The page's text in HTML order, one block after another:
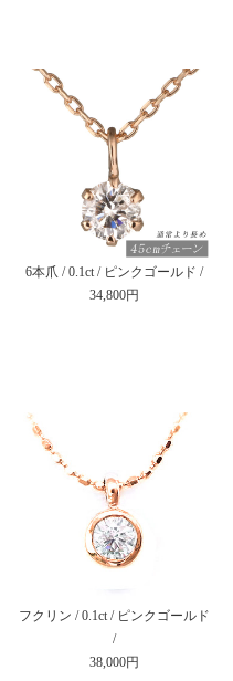
フクリン / 0.1ct / ピンクゴールド
/
38,000円
6本爪 / 0.1ct / ピンクゴールド /
34,800円